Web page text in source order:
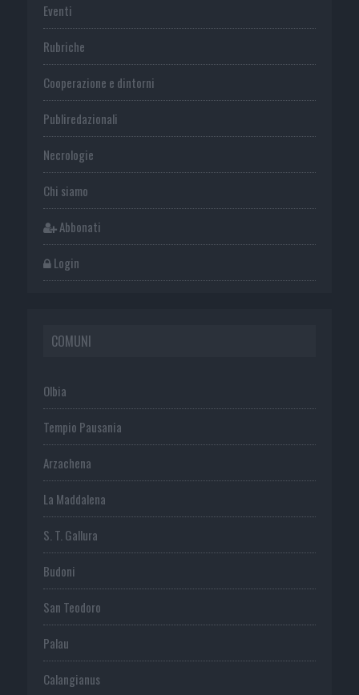
Eventi
Rubriche
Cooperazione e dintorni
Publiredazionali
Necrologie
Chi siamo
Abbonati
Login
COMUNI
Olbia
Tempio Pausania
Arzachena
La Maddalena
S. T. Gallura
Budoni
San Teodoro
Palau
Calangianus